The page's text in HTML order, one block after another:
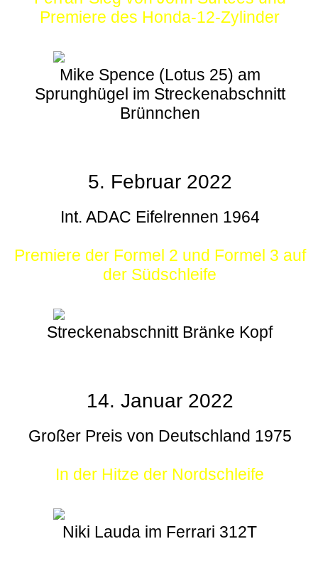
Premiere des Honda-12-Zylinder
Mike Spence (Lotus 25) am
Sprunghügel im Streckenabschnitt
Brünnchen
5. Februar 2022
Int. ADAC Eifelrennen 1964
Premiere der Formel 2 und Formel 3 auf
der Südschleife
Streckenabschnitt Bränke Kopf
14. Januar 2022
Großer Preis von Deutschland 1975
In der Hitze der Nordschleife
Niki Lauda im Ferrari 312T